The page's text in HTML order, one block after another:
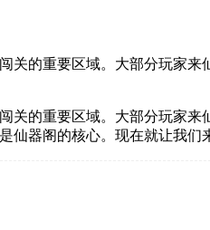
关的重要区域。大部分玩家
关的重要区域。大部分玩家
仙器阁的核心。现在就让我们